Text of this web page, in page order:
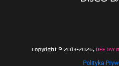
Copyright © 2013-2026,DEE
Polityka